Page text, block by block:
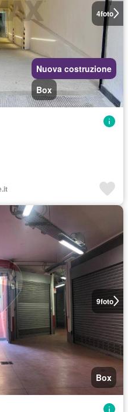
4foto
Nuova costruzione
Box
9foto
Box